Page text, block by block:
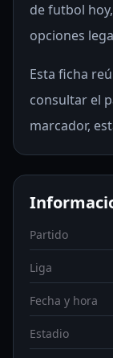
de futbol
opciones
Esta ficha
consultar el
marcador,
Partido
Liga
Fecha y hora
Estadio